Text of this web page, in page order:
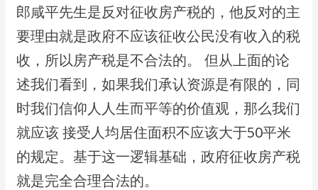
郎咸平先⽣是反对征收房产税的，他反对的主
要理由就是政府不应该征收公⺠没有收⼊的税
收，所以房产税是不合法的。 但从上⾯的论
述我们看到，如果我们承认资源是有限的，同
时我们信仰⼈⼈⽣⽽平等的价值观，那么我们
就应该 接受⼈均居住⾯积不应该⼤于50平⽶
的规定。基于这⼀逻辑基础，政府征收房产税
就是完全合理合法的。